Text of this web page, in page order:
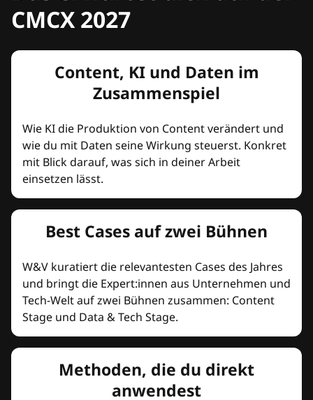
CMCX 2027
Content, KI und Daten im
Zusammenspiel
Wie KI die Produktion von Content verändert und
wie du mit Daten seine Wirkung steuerst. Konkret
mit Blick darauf, was sich in deiner Arbeit
einsetzen lässt.
Best Cases auf zwei Bühnen
W&V kuratiert die relevantesten Cases des Jahres
und bringt die Expert:innen aus Unternehmen und
Tech-Welt auf zwei Bühnen zusammen: Content
Stage und Data & Tech Stage.
Methoden, die du direkt
anwendest